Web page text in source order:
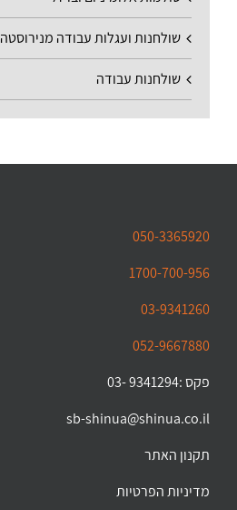
שולחנות ועגלות עבודה מנירוסטה
שולחנות עבודה
050-3365920
1700-700-956
03-9341260
052-9667880
פקס :9341294 -03
sb-shinua@shinua.co.il
תקנון האתר
מדיניות הפרטיות